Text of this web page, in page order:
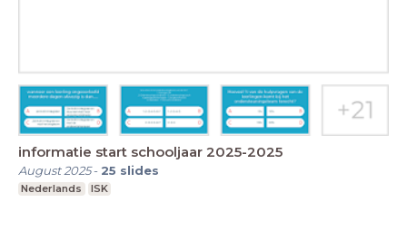
informatie start schooljaar 2025-2025
August 2025- 25 slides
Nederlands ISK